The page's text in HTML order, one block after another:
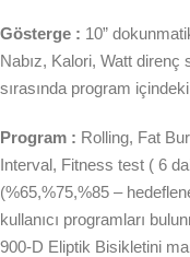
Gösterge : 10”
Nabız, Kalori, Watt
sırasında program
Program : Rolling, Fat
Interval, Fitness test ( 6
(%65,%75,%85 –
kullanıcı programları
900-D Eliptik Bisikletini